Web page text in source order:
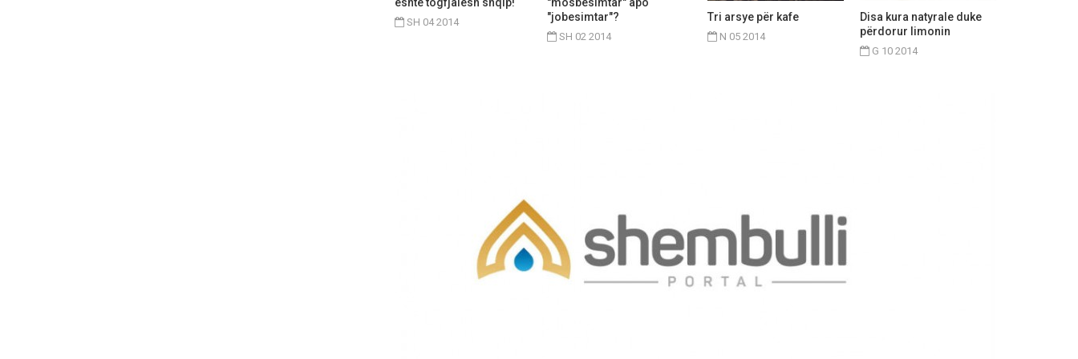
SH 04 2014
"jobesimtar"?
SH 02 2014
Tri arsye për kafe
N 05 2014
Disa kura natyrale duke
përdorur limonin
G 10 2014